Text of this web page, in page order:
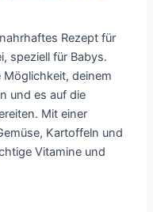
Rezept für
speziell für Babys.
Möglichkeit, deinem
und es auf die
Mit einer
Kartoffeln und
Vitamine und